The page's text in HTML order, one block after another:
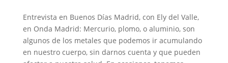
Entrevista en Buenos Días Madrid, con Ely del Valle,
en Onda Madrid: Mercurio, plomo, o aluminio, son
algunos de los metales que podemos ir acumulando
en nuestro cuerpo, sin darnos cuenta y que pueden